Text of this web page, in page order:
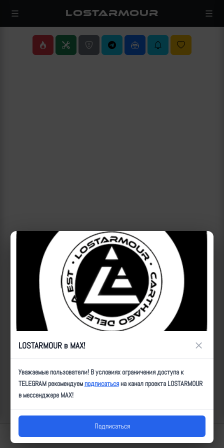
LOSTARMOUR
Lostarmour | Carthago Delenda Est | 2014-2026
LOSTARMOUR в MAX! ×
Уважаемые пользователи! В условиях ограничения доступа к
TELEGRAM рекомендуемподписатьсяна канал проекта LOSTARMOUR
в мессенджере MAX!
Подписаться